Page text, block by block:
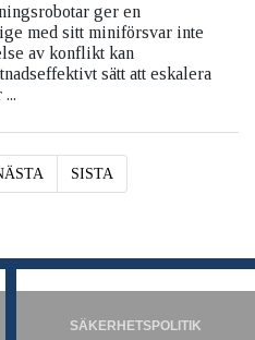
ger en
med sitt miniförsvar inte
av konflikt kan
sätt att eskalera
SISTA
SÄKERHETSPOLITIK